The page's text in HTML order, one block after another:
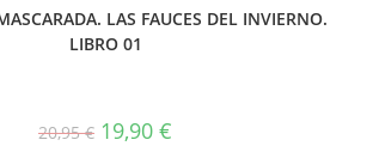
LAS FAUCES DEL INVIERNO.
LIBRO 01
20,95€ El
precio
19,90 €